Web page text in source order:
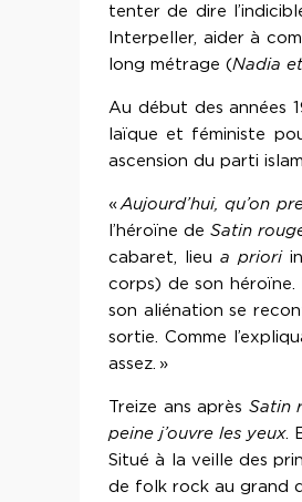
tenter de dire
Interpeller, aider à
long métrage (Nadia
Au début des années
laïque et féministe
ascension du parti
«Aujourd’hui, qu’on
l’héroïne deSatin
cabaret, lieu a priori
corps) de son
son aliénation se
sortie. Comme
assez. »
Treize ans après Satin
peine j’ouvre les yeux.
Situé à la veille des
de folk rock au grand